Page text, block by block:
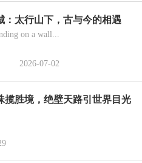
：太行山下，古与今的相遇
on a wall...
2026-07-02
揽胜境，绝壁天路引世界目光